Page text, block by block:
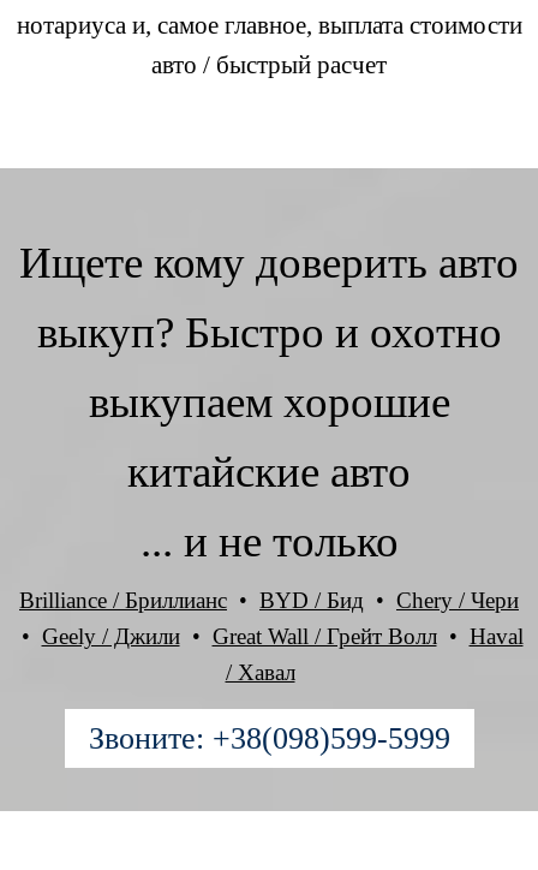
нотариуса и, самое главное, выплата стоимости
авто / быстрый расчет
Ищете кому доверить авто
выкуп? Быстро и охотно
выкупаем хорошие
китайские авто
... и не только
Brilliance / Бриллианс • BYD / Бид • Chery / Чери
• Geely / Джили• Great Wall / Грейт Волл• Haval
/ Хавал
Звоните: +38(098)599-5999